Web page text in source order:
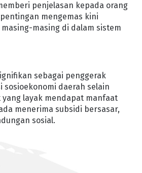
penjelasan kepada orang
mengemas kini
masing di dalam sistem
sebagai penggerak
sosioekonomi daerah selain
layak mendapat manfaat
menerima subsidi bersasar,
sosial.